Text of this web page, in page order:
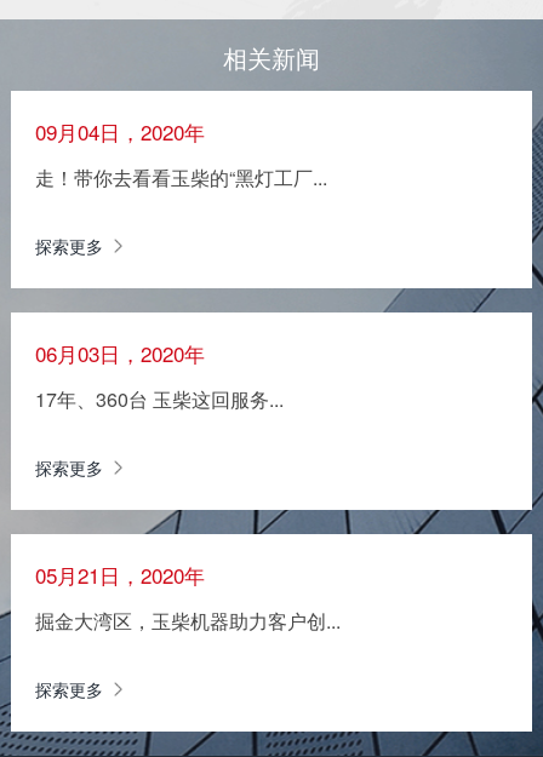
相关新闻
09月04日，2020年
走！带你去看看玉柴的“黑灯工厂...
探索更多
06月03日，2020年
17年、360台 玉柴这回服务...
探索更多
05月21日，2020年
掘金大湾区，玉柴机器助力客户创...
探索更多